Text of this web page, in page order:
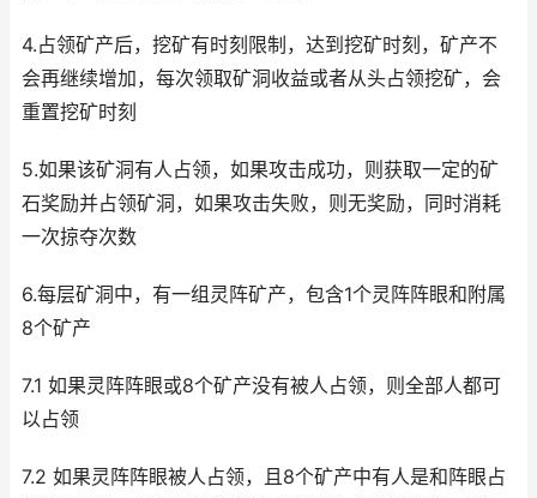
4.占领矿产后，挖矿有时刻限制，达到挖矿时刻，矿产不
会再继续增加，每次领取矿洞收益或者从头占领挖矿，会
重置挖矿时刻
5.如果该矿洞有人占领，如果攻击成功，则获取一定的矿
石奖励并占领矿洞，如果攻击失败，则无奖励，同时消耗
一次掠夺次数
6.每层矿洞中，有一组灵阵矿产，包含1个灵阵阵眼和附属
8个矿产
7.1 如果灵阵阵眼或8个矿产没有被人占领，则全部人都可
以占领
7.2 如果灵阵阵眼被人占领，且8个矿产中有人是和阵眼占